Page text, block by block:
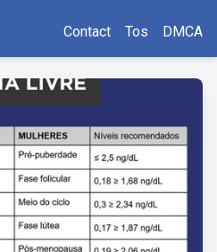
Contact Tos DMCA